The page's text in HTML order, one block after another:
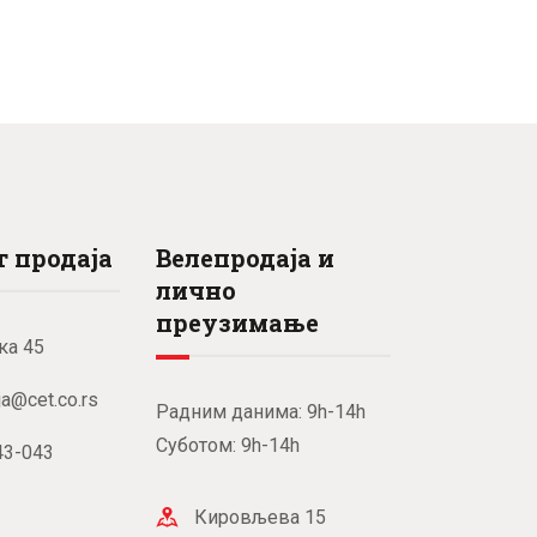
продаја
45
043
Велепродаја и
лично
преузимање
Радним данима: 9h-14h
Суботом: 9h-14h
Кировљева 15